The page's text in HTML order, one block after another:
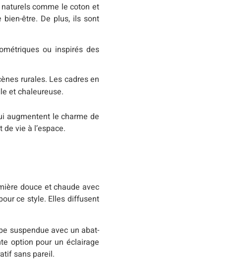
comme le coton et
être. De plus, ils sont
ou inspirés des
rurales. Les cadres en
et chaleureuse.
augmentent le charme de
vie à l’espace.
douce et chaude avec
ce style. Elles diffusent
suspendue avec un abat-
option pour un éclairage
sans pareil.